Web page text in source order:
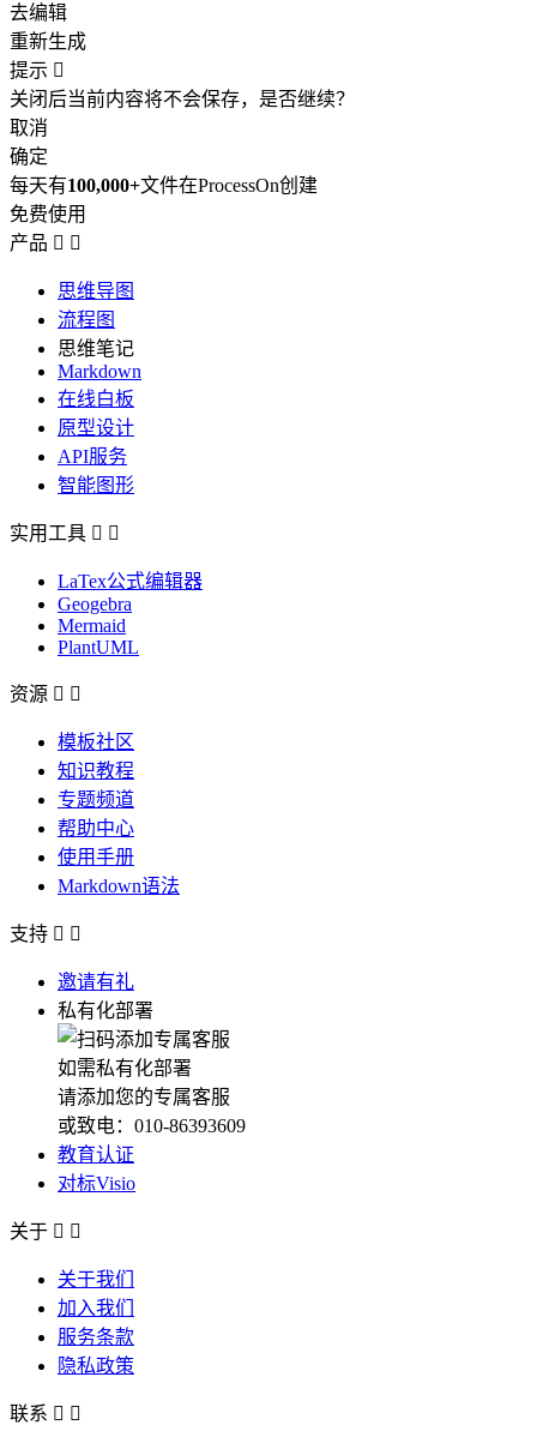
去编辑
重新生成
提示 
关闭后当前内容将不会保存，是否继续？
取消
确定
每天有100,000+文件在ProcessOn创建
免费使用
产品  
思维导图
流程图
思维笔记
Markdown
在线白板
原型设计
API服务
智能图形
实用工具  
LaTex公式编辑器
Geogebra
Mermaid
PlantUML
资源  
模板社区
知识教程
专题频道
帮助中心
使用手册
Markdown语法
支持  
邀请有礼
私有化部署
如需私有化部署
请添加您的专属客服
或致电：010-86393609
教育认证
对标Visio
关于  
关于我们
加入我们
服务条款
隐私政策
联系  